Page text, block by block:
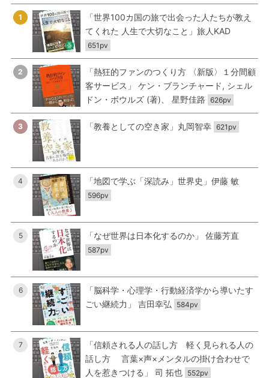
1
「世界100カ国の旅で出会った人たちが教え
てくれた 人生で大切なこと」旅人KAD
651pv
2
「熱狂的ファンのつくり方 〈新版〉１分間顧
客サービス」 ケン・ブランチャード, シェル
ドン・ボウルズ (著)、 星野佳路 626pv
3 「教養としての空き家」丸岡智幸 621pv
4 「地図で学ぶ「深読み」世界史」伊藤 敏
596pv
5 「なぜ世界は日本化するのか」 佐藤芳直
587pv
6
「脳科学・心理学・行動経済学から導いたす
ごい継続力」 吉田幸弘
584pv
7
「信頼される人の話し方 軽く見られる人の
話し方 言葉×声×メンタルの掛け合わせで
人を惹きつける」 司 拓也 552pv